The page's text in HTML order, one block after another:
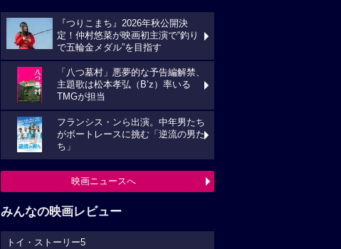
『つりこまち』2026年秋公開決
定！仲村悠菜が映画初主演で“釣り
で五輪金メダル”を目指す
「八つ墓村」悪夢的な予告編解禁、
主題歌は松本孝弘（B’z）率いる
TMGが担当
フランシス・ンら出演。中年男たち
がボートレースに挑む「逆流の男た
ち」
映画ニュースへ
みんなの映画レビュー
トイ・ストーリー5